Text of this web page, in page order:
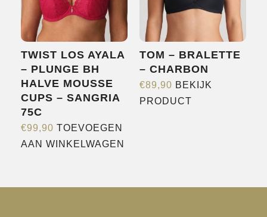
gekozen
worden
op
de
productpagina
TWIST LOS AYALA
– PLUNGE BH
HALVE MOUSSE
CUPS – SANGRIA
75C
€99,90 TOEVOEGEN
AAN WINKELWAGEN
TOM – BRALETTE
– CHARBON
€89,90 BEKIJK
PRODUCT